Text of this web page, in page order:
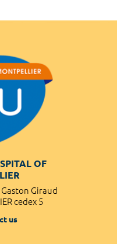
OF
Giraud
cedex 5
us